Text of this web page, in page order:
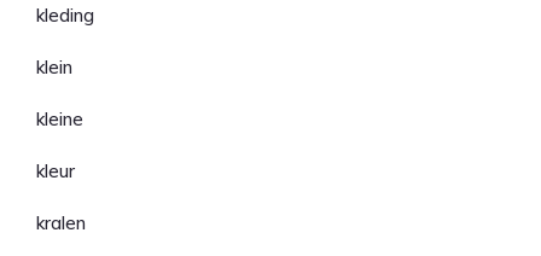
kleding
klein
kleine
kleur
kralen